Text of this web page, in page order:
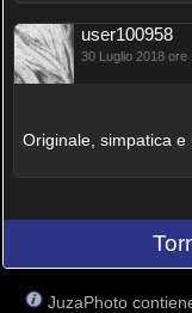
user100958
30 Luglio 2018 ore
Originale, simpatica e
JuzaPhoto